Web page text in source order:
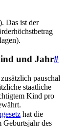
Das ist der
und Jahr#
pauschal
staatliche
Kind pro
hat die
des